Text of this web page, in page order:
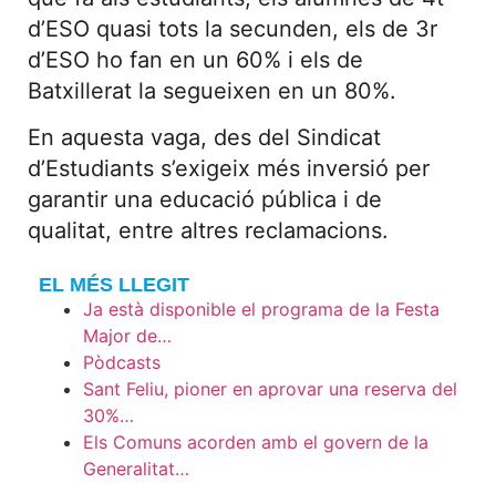
d’ESO quasi tots la secunden, els de 3r
d’ESO ho fan en un 60% i els de
Batxillerat la segueixen en un 80%.
En aquesta vaga, des del Sindicat
d’Estudiants s’exigeix més inversió per
garantir una educació pública i de
qualitat, entre altres reclamacions.
EL MÉS LLEGIT
Ja està disponible el programa de la Festa
Major de…
Pòdcasts
Sant Feliu, pioner en aprovar una reserva del
30%…
Els Comuns acorden amb el govern de la
Generalitat…